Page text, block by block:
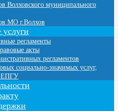
Волховского муниципального
МО г.Волхов
регламенты
акты
регламентов
социально-значимых услуг,
ЕПГУ